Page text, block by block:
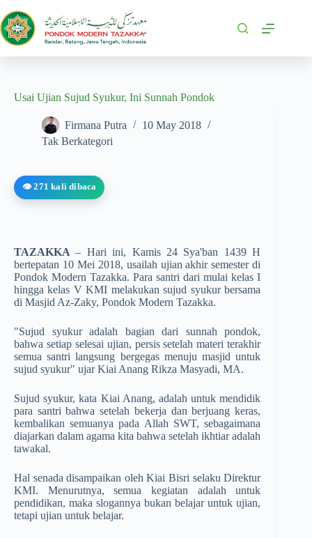
Usai Ujian Sujud Syukur, Ini Sunnah Pondok
Firmana Putra
10 May 2018
Tak Berkategori
👁️ 271 kali dibaca
TAZAKKA– Hari ini, Kamis 24 Sya'ban 1439 H
bertepatan 10 Mei 2018, usailah ujian akhir semester di
Pondok Modern Tazakka. Para santri dari mulai kelas I
hingga kelas V KMI melakukan sujud syukur bersama
di Masjid Az-Zaky, Pondok Modern Tazakka.
"Sujud syukur adalah bagian dari sunnah pondok,
bahwa setiap selesai ujian, persis setelah materi terakhir
semua santri langsung bergegas menuju masjid untuk
sujud syukur" ujar Kiai Anang Rikza Masyadi, MA.
Sujud syukur, kata Kiai Anang, adalah untuk mendidik
para santri bahwa setelah bekerja dan berjuang keras,
kembalikan semuanya pada Allah SWT, sebagaimana
diajarkan dalam agama kita bahwa setelah ikhtiar adalah
tawakal.
Hal senada disampaikan oleh Kiai Bisri selaku Direktur
KMI. Menurutnya, semua kegiatan adalah untuk
pendidikan, maka slogannya bukan belajar untuk ujian,
tetapi ujian untuk belajar.